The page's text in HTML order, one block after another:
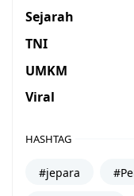
Sejarah
TNI
UMKM
Viral
HASHTAG
#jepara